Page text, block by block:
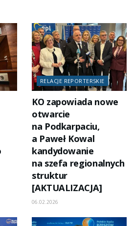
RELACJE REPORTERSKIE
KO zapowiada nowe
otwarcie
na Podkarpaciu,
a Paweł Kowal
kandydowanie
na szefa regionalnych
struktur
[AKTUALIZACJA]
06.02.2026